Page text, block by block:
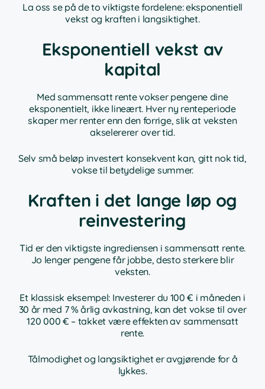
La oss se på de to viktigste fordelene: eksponentiell
vekst og kraften i langsiktighet.
Eksponentiell vekst av
kapital
Med sammensatt rente vokser pengene dine
eksponentielt, ikke lineært. Hver ny renteperiode
skaper mer renter enn den forrige, slik at veksten
akselererer over tid.
Selv små beløp investert konsekvent kan, gitt nok tid,
vokse til betydelige summer.
Kraften i det lange løp og
reinvestering
Tid er den viktigste ingrediensen i sammensatt rente.
Jo lenger pengene får jobbe, desto sterkere blir
veksten.
Et klassisk eksempel: Investerer du 100 € i måneden i
30 år med 7 % årlig avkastning, kan det vokse til over
120 000 € – takket være effekten av sammensatt
rente.
Tålmodighet og langsiktighet er avgjørende for å
lykkes.